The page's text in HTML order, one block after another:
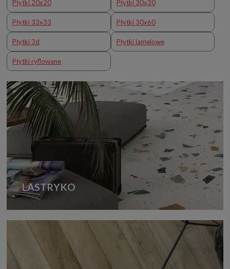
Płytki 20x20 Płytki 30x30
Płytki 33x33 Płytki 30x60
Płytki 3d Płytki lamelowe
Płytki ryflowane
LASTRYKO